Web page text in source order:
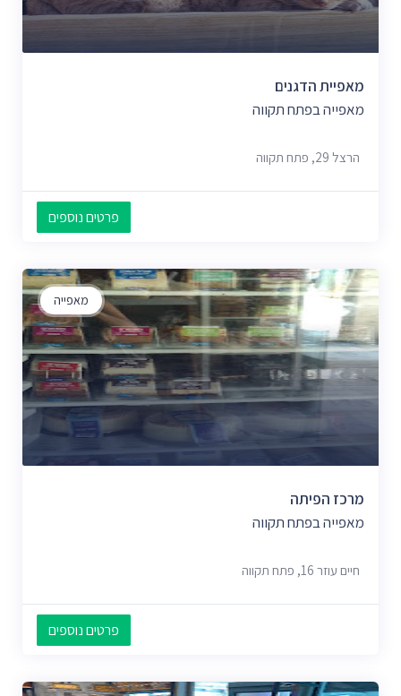
מאפיית הדגנים
מאפייה בפתח תקווה
הרצל 29, פתח תקווה
פרטים נוספים
מאפייה
מרכז הפיתה
מאפייה בפתח תקווה
חיים עוזר 16, פתח תקווה
פרטים נוספים